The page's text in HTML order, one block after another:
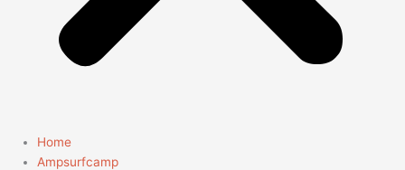
Home
Ampsurfcamp